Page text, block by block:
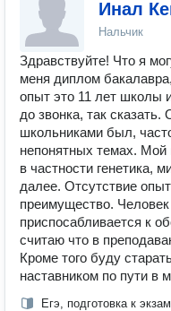
Инал
Нальчик
Здравствуйте! Что я
меня диплом
опыт это 11 лет школы
до звонка, так
школьниками был,
непонятных темах. Мой
в частности генетика,
далее. Отсутствие
преимущество.
приспосабливается к
считаю что в
Кроме того буду
наставником по пути в
Егэ, подготовка к